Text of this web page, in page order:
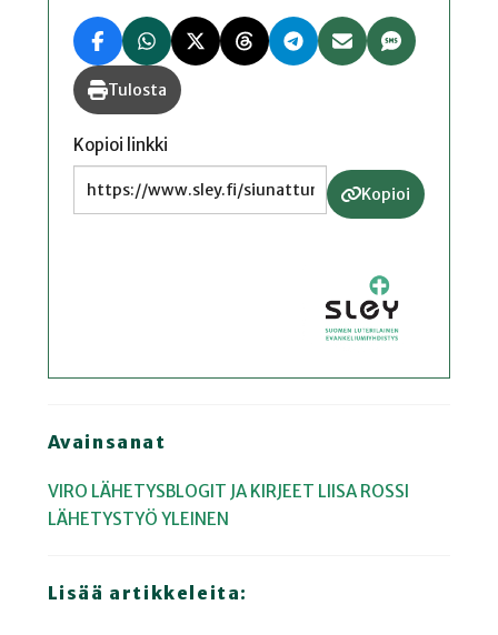
Tulosta
Kopioi linkki
Kopioi
Avainsanat
VIRO LÄHETYSBLOGIT JA KIRJEET LIISA ROSSI
LÄHETYSTYÖ YLEINEN
Lisää artikkeleita: